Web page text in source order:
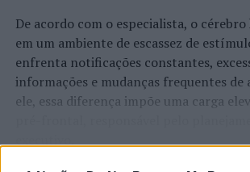
TÓPICOS RELACIONADOS: DESTAQUE
PRÉMIOS MUNICÍPIOS DO ANO
PRÓXIMO
PSP executa Mandado de Busca e
homem por condução sob efeito do
Christian Hasselstrom vence 6ª edição
Semibreve Award
De acordo com o especialista, o
em um ambiente de escassez de
enfrenta notificações constantes,
informações e mudanças frequentes de
ele, essa diferença impõe uma carga